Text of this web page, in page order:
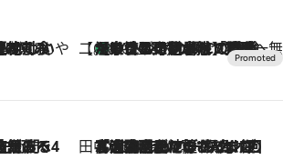
満喫
ートに集約 【CREA×星野リゾート】唯一無二。癒しと発見が待つ場所へ
2026.8.7
【トンボの足水浴】ヒノキの香りに包まれて涼感マックス！約13℃の湧水かけ流しを避暑地「星野温泉 トンボの湯」で体験
で4年目の立川立飛歌舞伎へ 田中稲の勝手に再ブーム
2026.8.7
「湘南乃風に憧れて」観客大盛上がりの“タオル回し”に、ラッパー顔負けの高速歌唱まで…さだまさし（74）のアグレッシブすぎる現在地